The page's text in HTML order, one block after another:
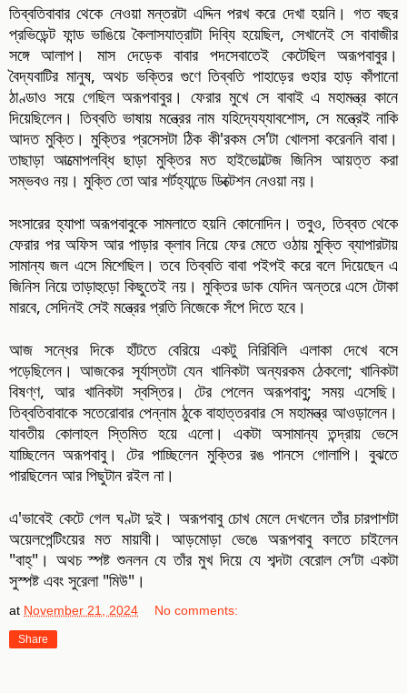
তিব্বতিবাবার থেকে নেওয়া মন্তরটা এদ্দিন পরখ করে দেখা হয়নি। গত বছর
প্রভিডেন্ট ফান্ড ভাঙিয়ে কৈলাসযাত্রাটা দিব্যি হয়েছিল, সেখানেই সে বাবাজীর
সঙ্গে আলাপ। মাস দেড়েক বাবার পদসেবাতেই কেটেছিল অরূপবাবুর।
বৈদ্যবাটির মানুষ, অথচ ভক্তির গুণে তিব্বতি পাহাড়ের গুহার হাড় কাঁপানো
ঠাণ্ডাও সয়ে গেছিল অরূপবাবুর। ফেরার মুখে সে বাবাই এ মহামন্ত্র কানে
দিয়েছিলেন। তিব্বতি ভাষায় মন্ত্রের নাম যহিদ্যেয্যাবশোস, সে মন্ত্রেই নাকি
আদত মুক্তি। মুক্তির প্রসেসটা ঠিক কী'রকম সে'টা খোলসা করেননি বাবা।
তাছাড়া আত্মোপলব্ধি ছাড়া মুক্তির মত হাইভোল্টেজ জিনিস আয়ত্ত করা
সম্ভবও নয়। মুক্তি তো আর শর্টহ্যান্ডে ডিক্টেশন নেওয়া নয়।
সংসারের হ্যাপা অরূপবাবুকে সামলাতে হয়নি কোনোদিন। তবুও, তিব্বত থেকে
ফেরার পর অফিস আর পাড়ার ক্লাব নিয়ে ফের মেতে ওঠায় মুক্তি ব্যাপারটায়
সামান্য জল এসে মিশেছিল। তবে তিব্বতি বাবা পইপই করে বলে দিয়েছেন এ
জিনিস নিয়ে তাড়াহুড়ো কিছুতেই নয়। মুক্তির ডাক যেদিন অন্তরে এসে টোকা
মারবে, সেদিনই সেই মন্ত্রের প্রতি নিজেকে সঁপে দিতে হবে।
আজ সন্ধের দিকে হাঁটতে বেরিয়ে একটু নিরিবিলি এলাকা দেখে বসে
পড়েছিলেন। আজকের সূর্যাস্তটা যেন খানিকটা অন্যরকম ঠেকলো; খানিকটা
বিষণ্ণ, আর খানিকটা স্বস্তির। টের পেলেন অরূপবাবু; সময় এসেছি।
তিব্বতিবাবাকে সতেরোবার পেন্নাম ঠুকে বাহাত্তরবার সে মহামন্ত্র আওড়ালেন।
যাবতীয় কোলাহল স্তিমিত হয়ে এলো। একটা অসামান্য তন্দ্রায় ভেসে
যাচ্ছিলেন অরূপবাবু। টের পাচ্ছিলেন মুক্তির রঙ পানসে গোলাপি। বুঝতে
পারছিলেন আর পিছুটান রইল না।
এ'ভাবেই কেটে গেল ঘণ্টা দুই। অরূপবাবু চোখ মেলে দেখলেন তাঁর চারপাশটা
অয়েলপেন্টিংয়ের মত মায়াবী। আড়মোড়া ভেঙে অরূপবাবু বলতে চাইলেন
"বাহ্"। অথচ স্পষ্ট শুনলন যে তাঁর মুখ দিয়ে যে শব্দটা বেরোল সে'টা একটা
সুস্পষ্ট এবং সুরেলা "মিউ"।
at November 21, 2024 No comments:
Share